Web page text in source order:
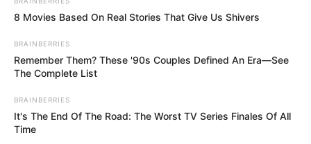
πλησιάσουν οι επιτήδειοι.
Περισσότερα νέα από την Εύβοια
Ανακαλύπτοντας τη Σαντορίνη από τη
Θάλασσα: Η Εμπειρία Πέρα από τις Παραλίες
8 Movies Based On Real Stories That Give Us Shivers
BRAINBERRIES
Remember Them? These '90s Couples Defined An Era—See
The Complete List
BRAINBERRIES
It's The End Of The Road: The Worst TV Series Finales Of All
Time